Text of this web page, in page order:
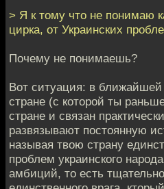
> Я к тому что не понимаю
цирка, от Украинских
Почему не понимаешь?
Вот ситуация: в ближайшей
стране (с которой ты
стране и связан
развязывают постоянную
называя твою страну
проблем украинского
амбиций, то есть